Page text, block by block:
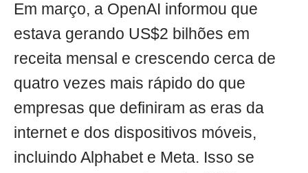
Em março, a OpenAI informou que
estava gerando US$2 bilhões em
receita mensal e crescendo cerca de
quatro vezes mais rápido do que
empresas que definiram as eras da
internet e dos dispositivos móveis,
incluindo Alphabet e Meta. Isso se